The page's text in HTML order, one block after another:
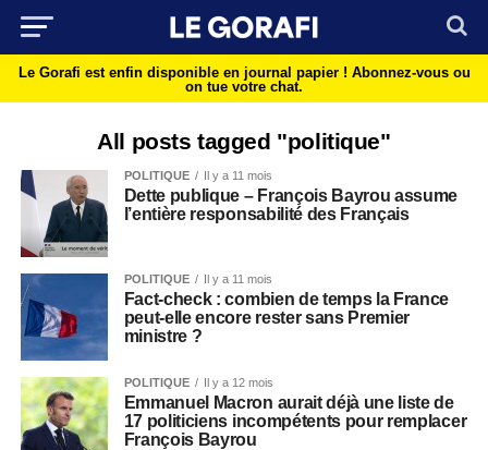
Le Gorafi est enfin disponible en journal papier ! Abonnez-vous ou
on tue votre chat.
All posts tagged "politique"
POLITIQUE Il y a 11 mois
Dette publique – François Bayrou assume
l’entière responsabilité des Français
POLITIQUE Il y a 11 mois
Fact-check : combien de temps la France
peut-elle encore rester sans Premier
ministre ?
POLITIQUE Il y a 12 mois
Emmanuel Macron aurait déjà une liste de
17 politiciens incompétents pour remplacer
François Bayrou